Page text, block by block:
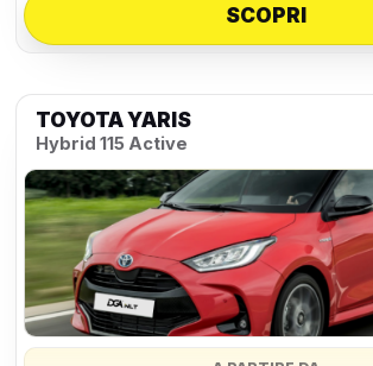
SCOPRI
TOYOTA YARIS
Hybrid 115 Active